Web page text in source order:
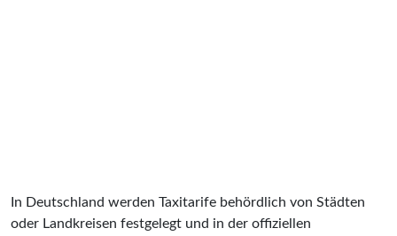
In Deutschland werden Taxitarife behördlich von Städten
oder Landkreisen festgelegt und in der offiziellen